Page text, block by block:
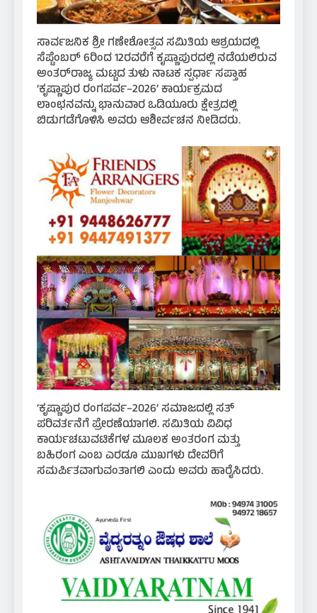
ಸಾರ್ವಜನಿಕ ಶ್ರೀ ಗಣೇಶೋತ್ಸವ ಸಮಿತಿಯ ಆಶ್ರಯದಲ್ಲಿ
ಸೆಪ್ಟೆಂಬರ್ 6ರಿಂದ 12ರವರೆಗೆ ಕೃಷ್ಣಾಪುರದಲ್ಲಿ ನಡೆಯಲಿರುವ
ಅಂತರ್‌ರಾಜ್ಯ ಮಟ್ಟದ ತುಳು ನಾಟಕ ಸ್ಪರ್ಧಾ ಸಪ್ತಾಹ
‘ಕೃಷ್ಣಾಪುರ ರಂಗಪರ್ವ–2026’ ಕಾರ್ಯಕ್ರಮದ
ಲಾಂಛನವನ್ನು ಭಾನುವಾರ ಒಡಿಯೂರು ಕ್ಷೇತ್ರದಲ್ಲಿ
ಬಿಡುಗಡೆಗೊಳಿಸಿ ಅವರು ಆಶೀರ್ವಚನ ನೀಡಿದರು.
‘ಕೃಷ್ಣಾಪುರ ರಂಗಪರ್ವ–2026’ ಸಮಾಜದಲ್ಲಿ ಸತ್
ಪರಿವರ್ತನೆಗೆ ಪ್ರೇರಣೆಯಾಗಲಿ. ಸಮಿತಿಯ ವಿವಿಧ
ಕಾರ್ಯಚಟುವಟಿಕೆಗಳ ಮೂಲಕ ಅಂತರಂಗ ಮತ್ತು
ಬಹಿರಂಗ ಎಂಬ ಎರಡೂ ಮುಖಗಳು ದೇವರಿಗೆ
ಸಮರ್ಪಿತವಾಗುವಂತಾಗಲಿ ಎಂದು ಅವರು ಹಾರೈಸಿದರು.